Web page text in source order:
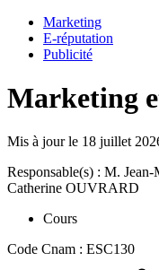
Marketing
E-réputation
Publicité
Marketing
Mis à jour le 18 juillet
Responsable(s) : M.
Catherine OUVRARD
Cours
Code Cnam : ESC130